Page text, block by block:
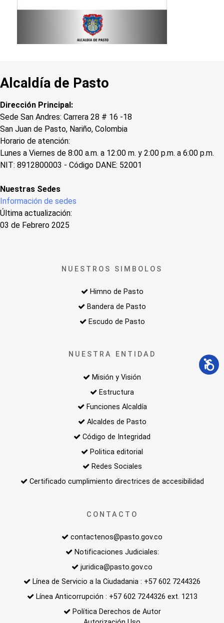
Alcaldía de Pasto
Dirección Principal:
Sede San Andres: Carrera 28 # 16 -18
San Juan de Pasto, Nariño, Colombia
Horario de atención:
Lunes a Viernes de 8:00 a.m. a 12:00 m. y 2:00 p.m. a 6:00 p.m.
NIT: 8912800003 - Código DANE: 52001
Nuestras Sedes
Información de sedes
Última actualización:
03 de Febrero 2025
NUESTROS SIMBOLOS
Himno de Pasto
Bandera de Pasto
Escudo de Pasto
NUESTRA ENTIDAD
Misión y Visión
Estructura
Funciones Alcaldía
Alcaldes de Pasto
Código de Integridad
Politica editorial
Redes Sociales
Certificado cumplimiento directrices de accesibilidad
CONTACTO
contactenos@pasto.gov.co
Notificaciones Judiciales:
juridica@pasto.gov.co
Línea de Servicio a la Ciudadania : +57 602 7244326
Línea Anticorrupción : +57 602 7244326 ext. 1213
Política Derechos de Autor